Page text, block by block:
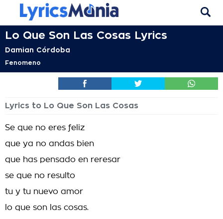
Lo Que Son Las Cosas Lyrics
Damian Córdoba
Fenomeno
Lyrics to Lo Que Son Las Cosas
Se que no eres feliz
que ya no andas bien
que has pensado en reresar
se que no resulto
tu y tu nuevo amor
lo que son las cosas.